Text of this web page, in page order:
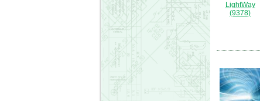
LightWay
(9378)